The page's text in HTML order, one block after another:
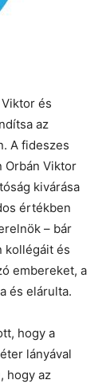
és
az
A fideszes
Orbán Viktor
kivárása
értékben
– bár
kollégáit és
embereket, a
és elárulta.
hogy a
lányával
hogy az